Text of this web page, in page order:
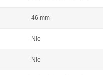
46 mm
Nie
Nie